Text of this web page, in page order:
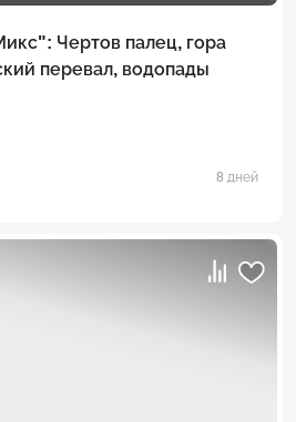
Чертов палец, гора
перевал, водопады
8 дней